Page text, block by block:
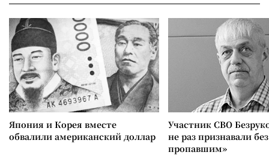
Япония и Корея вместе
обвалили американский доллар
Участник СВО
не раз признавали
пропавшим»